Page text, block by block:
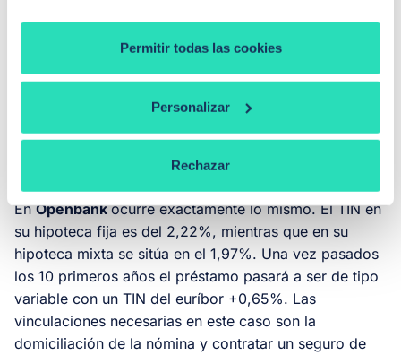
Permitir todas las cookies
Personalizar
Rechazar
Una de ellas esING. El TIN que ofrece esta entidad
para una hipoteca fija es del 2,99%, pero si optamos
por la mixta disfrutaremos de un tipo al 2,65% durante
los 10 primeros años. A partir de ahí el TIN será del
euríbor +0,79%. Todo ello siempre que domiciliemos
la nómina y contratemos dos seguros (vida y hogar).
EnOpenbankocurre exactamente lo mismo. El TIN en
su hipoteca fija es del 2,22%, mientras que en su
hipoteca mixta se sitúa en el 1,97%. Una vez pasados
los 10 primeros años el préstamo pasará a ser de tipo
variable con un TIN del euríbor +0,65%. Las
vinculaciones necesarias en este caso son la
domiciliación de la nómina y contratar un seguro de